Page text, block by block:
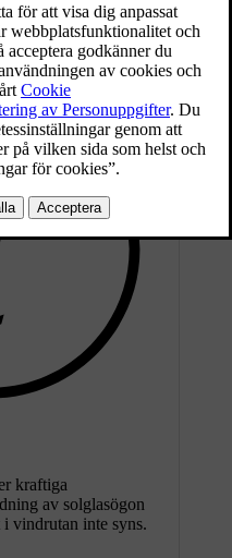
kraftiga
av solglasögon
vindrutan inte syns.